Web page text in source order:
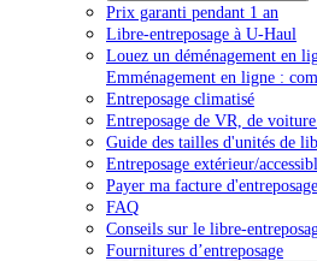
Prix garanti pendant 1 an
Libre-entreposage à U-Haul
Louez un déménagement en
Emménagement en ligne :
Entreposage climatisé
Entreposage de VR, de
Guide des tailles d'unités de
Entreposage extérieur/
Payer ma facture d'entreposage
FAQ
Conseils sur le libre-
Fournitures d’entreposage